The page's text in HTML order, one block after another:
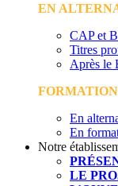
EN
CAP et
Titres
Après le
En
En
Notre
LE